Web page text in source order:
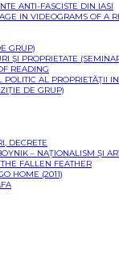
ANTI-FASCISTE DIN IASI
IN VIDEOGRAMS OF A
GRUP)
ŞI PROPRIETATE
READING
AL PROPRIETĂŢII
DE GRUP)
DECRETE
– NAȚIONALISM ȘI
FALLEN FEATHER
HOME (2011)